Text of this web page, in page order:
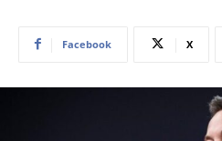
Facebook X